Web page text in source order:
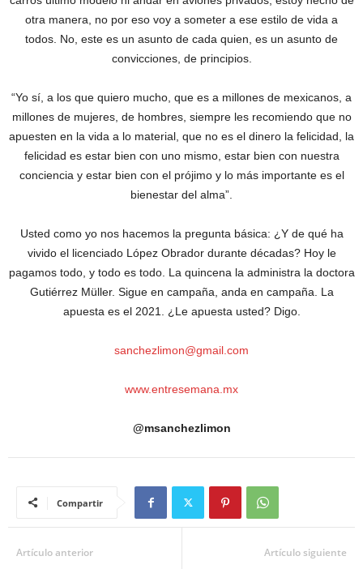
otra manera, no por eso voy a someter a ese estilo de vida a
todos. No, este es un asunto de cada quien, es un asunto de
convicciones, de principios.
“Yo sí, a los que quiero mucho, que es a millones de mexicanos, a
millones de mujeres, de hombres, siempre les recomiendo que no
apuesten en la vida a lo material, que no es el dinero la felicidad, la
felicidad es estar bien con uno mismo, estar bien con nuestra
conciencia y estar bien con el prójimo y lo más importante es el
bienestar del alma”.
Usted como yo nos hacemos la pregunta básica: ¿Y de qué ha
vivido el licenciado López Obrador durante décadas? Hoy le
pagamos todo, y todo es todo. La quincena la administra la doctora
Gutiérrez Müller. Sigue en campaña, anda en campaña. La
apuesta es el 2021. ¿Le apuesta usted? Digo.
sanchezlimon@gmail.com
www.entresemana.mx
@msanchezlimon
Compartir
Artículo anterior Artículo siguiente